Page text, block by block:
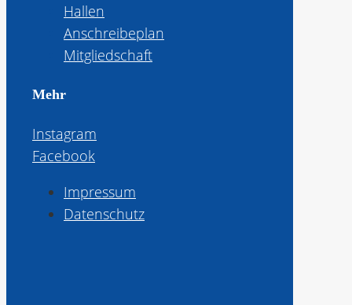
Hallen
Anschreibeplan
Mitgliedschaft
Mehr
Instagram
Facebook
Impressum
Datenschutz